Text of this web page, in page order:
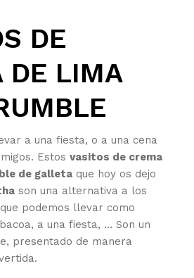
DE
DE LIMA
a una fiesta, o a una cena
Estosvasitos de crema
de galleta que hoy os dejo
son una alternativa a los
podemos llevar como
a una fiesta, … Son un
presentado de manera